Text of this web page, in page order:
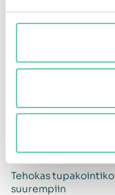
QleanAir SF 6000
Tehokas
suurempiin